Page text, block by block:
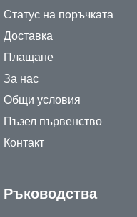
Статус на поръчката
Доставка
Плащане
За нас
Общи условия
Пъзел първенство
Контакт
Ръководства